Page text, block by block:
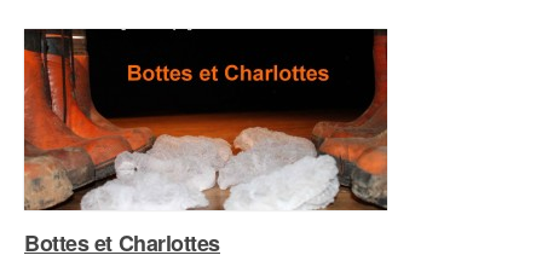
Bottes et Charlottes